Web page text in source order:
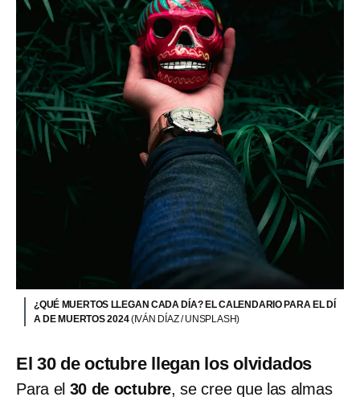
¿QUÉ MUERTOS LLEGAN CADA DÍA? EL CALENDARIO PARA EL DÍ
A DE MUERTOS 2024(IVÁN DÍAZ / UNSPLASH)
El 30 de octubre llegan los olvidados
Para el 30 de octubre, se cree que las almas